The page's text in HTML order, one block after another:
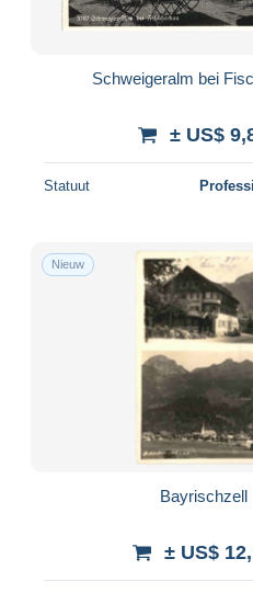
Schweigeralm bei
± US$
Statuut
Nieuw
Bayrischzell
± US$